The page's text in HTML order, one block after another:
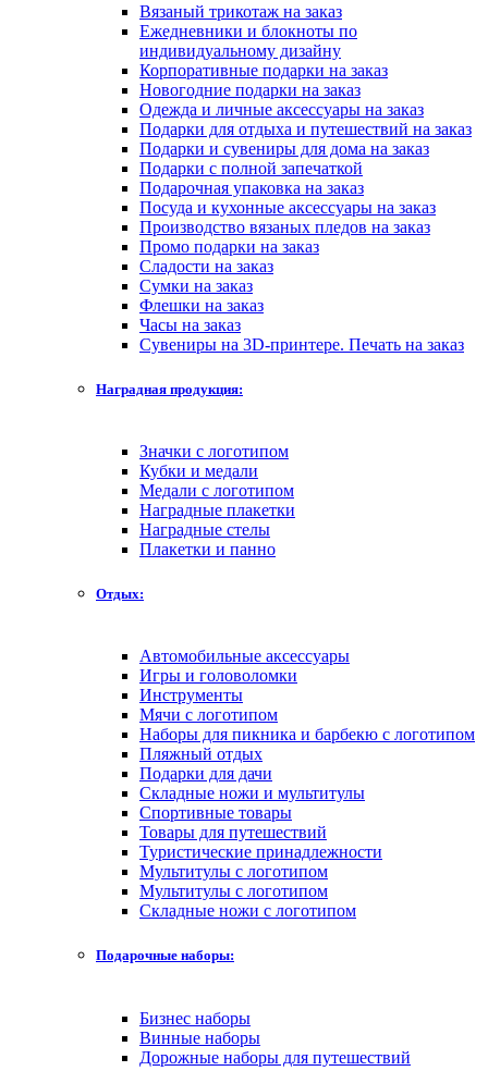
Вязаный трикотаж на заказ
Ежедневники и блокноты по
индивидуальному дизайну
Корпоративные подарки на заказ
Новогодние подарки на заказ
Одежда и личные аксессуары на заказ
Подарки для отдыха и путешествий на заказ
Подарки и сувениры для дома на заказ
Подарки с полной запечаткой
Подарочная упаковка на заказ
Посуда и кухонные аксессуары на заказ
Производство вязаных пледов на заказ
Промо подарки на заказ
Сладости на заказ
Сумки на заказ
Флешки на заказ
Часы на заказ
Сувениры на 3D-принтере. Печать на заказ
Наградная продукция:
Значки с логотипом
Кубки и медали
Медали с логотипом
Наградные плакетки
Наградные стелы
Плакетки и панно
Отдых:
Автомобильные аксессуары
Игры и головоломки
Инструменты
Мячи с логотипом
Наборы для пикника и барбекю с логотипом
Пляжный отдых
Подарки для дачи
Складные ножи и мультитулы
Спортивные товары
Товары для путешествий
Туристические принадлежности
Мультитулы с логотипом
Мультитулы с логотипом
Складные ножи с логотипом
Подарочные наборы:
Бизнес наборы
Винные наборы
Дорожные наборы для путешествий